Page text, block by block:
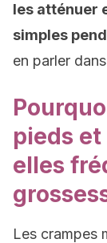
les atténuer
simples
en parler
pieds
elles
Les crampes